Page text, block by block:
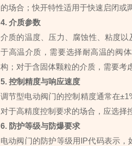
的场合；快开特性适用于快速启闭或
4. 介质参数
介质的温度、压力、腐蚀性、粘度
于高温介质，需要选择耐高温的阀
构；对于含固体颗粒的介质，需要考
5. 控制精度与响应速度
调节型电动阀门的控制精度通常在
对于高精度控制要求的场合，应选择
6. 防护等级与防爆要求
电动阀门的防护等级用IP代码表示